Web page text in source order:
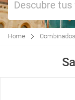
Descubre
Home Combinados